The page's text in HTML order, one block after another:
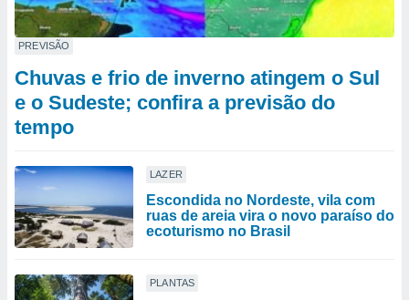
PREVISÃO
Chuvas e frio de inverno atingem o Sul
e o Sudeste; confira a previsão do
tempo
LAZER
Escondida no Nordeste, vila com
ruas de areia vira o novo paraíso do
ecoturismo no Brasil
PLANTAS